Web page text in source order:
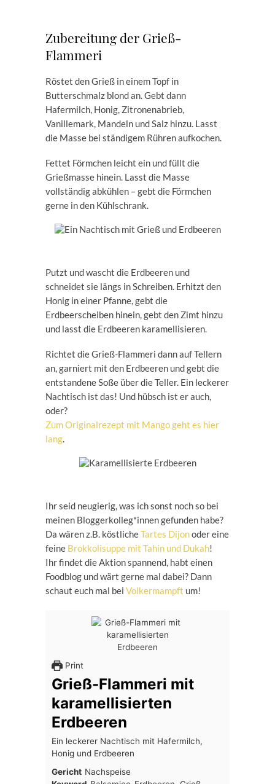
Zubereitung der Grieß-
Flammeri
Röstet den Grieß in einem Topf in
Butterschmalz blond an. Gebt dann
Hafermilch, Honig, Zitronenabrieb,
Vanillemark, Mandeln und Salz hinzu. Lasst
die Masse bei ständigem Rühren aufkochen.
Fettet Förmchen leicht ein und füllt die
Grießmasse hinein. Lasst die Masse
vollständig abkühlen – gebt die Förmchen
gerne in den Kühlschrank.
Putzt und wascht die Erdbeeren und
schneidet sie längs in Schreiben. Erhitzt den
Honig in einer Pfanne, gebt die
Erdbeerscheiben hinein, gebt den Zimt hinzu
und lasst die Erdbeeren karamellisieren.
Richtet die Grieß-Flammeri dann auf Tellern
an, garniert mit den Erdbeeren und gebt die
entstandene Soße über die Teller. Ein leckerer
Nachtisch ist das! Und hübsch ist er auch,
oder?
Zum Originalrezept mit Mango geht es hier
lang.
Ihr seid neugierig, was ich sonst noch so bei
meinen Bloggerkolleg*innen gefunden habe?
Da wären z.B. köstlicheTartes Dijonoder eine
feine Brokkolisuppe mit Tahin und Dukah!
Ihr findet die Aktion spannend, habt einen
Foodblog und wärt gerne mal dabei? Dann
schaut euch mal bei Volkermampft um!
Print
Grieß-Flammeri mit
karamellisierten
Erdbeeren
Ein leckerer Nachtisch mit Hafermilch,
Honig und Erdbeeren
Gericht Nachspeise